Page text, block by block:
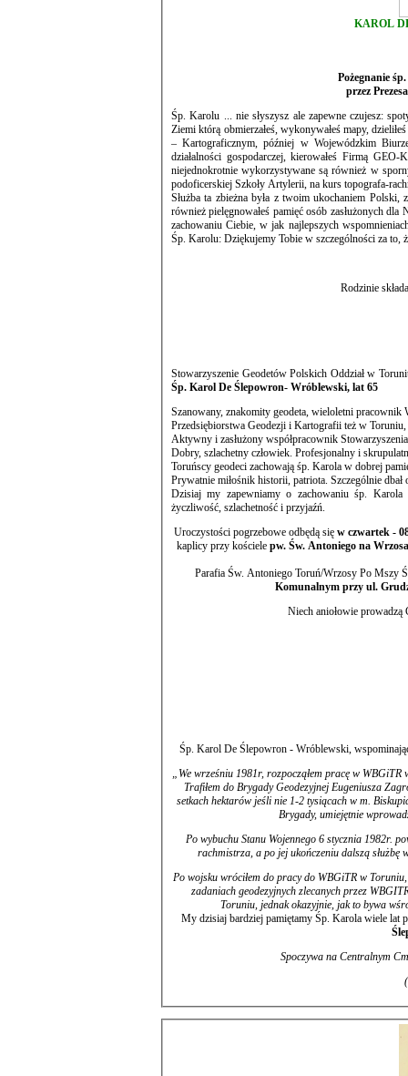
KAROL
Pożegnanie
przez
Śp. Karolu ... nie słyszysz ale zapewne czujesz:
Ziemi którą obmierzałeś, wykonywałeś mapy, dzieliłeś i ewidencjonowałeś. Pracowałeś w Okręgowym Przedsiębiorstwie
– Kartograficznym, później w Wojewódzkim Biurze Geodezji i Terenów
działalności gospodarczej, kierowałeś Firmą
niejednokrotnie wykorzystywane są również w spornych postępowaniach sądowych. W latach 80-tych, powołany byłeś również do
podoficerskiej Szkoły Artylerii, na kurs topografa-rachmistrza, później do służby wojskowej do pułku
Służba ta zbieżna była z twoim ukochaniem
również pielęgnowałeś pamięć osób zasłużonych dla Niej oraz wspomnienia o odchodzących geodetach. Dzisiaj to my, zapewniamy o
zachowaniu Ciebie, w jak najlepszych
Śp. Karolu: Dziękujemy Tobie w szczególności za to,
Rodzinie
Stowarzyszenie Geodetów Polskich Oddział w
Śp. Karol De Ślepowron- Wróblewski, lat 65
Szanowany, znakomity geodeta, wieloletni
Przedsiębiorstwa Geodezji i Kartografii też w
Aktywny i zasłużony współpracownik
Dobry, szlachetny człowiek. Profesjonalny i
Toruńscy geodeci zachowają śp. Karola w dobrej
Prywatnie miłośnik historii, patriota. Szczególnie
Dzisiaj my zapewniamy o zachowaniu śp.
życzliwość, szlachetność i przyjaźń.
Uroczystości pogrzebowe odbędą się w czwartek -
kaplicy przy kościele pw. Św. Antoniego na
Parafia Św. Antoniego Toruń/Wrzosy Po Mszy
Komunalnym przy ul.
Niech aniołowie
„We wrześniu 1981r, rozpocząłem pracę w WBGiTR w Toruniu w pracowni przy ul. Bydgoskiej, a siedziba firmy była przy ul Piekary.
Trafiłem do Brygady Geodezyjnej Eugeniusza Zagrodzkiego, która wówczas wykonywała słynne Scalenia i
setkach hektarów jeśli nie 1-2 tysiącach w m.
Brygady, umiejętnie
Po wybuchu Stanu Wojennego 6 stycznia 1982r.
Po wojsku wróciłem do pracy do WBGiTR w
zadaniach geodezyjnych zlecanych przez WBGITR, aż do 1986r., kiedy to przeniosłem się do OPGK w Bydgoszczy
Toruniu, jednak okazyjnie, jak to bywa
My dzisiaj bardziej pamiętamy Śp. Karola wiele lat
Spoczywa na